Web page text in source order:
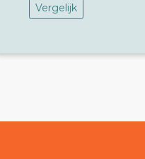
Vergelijk